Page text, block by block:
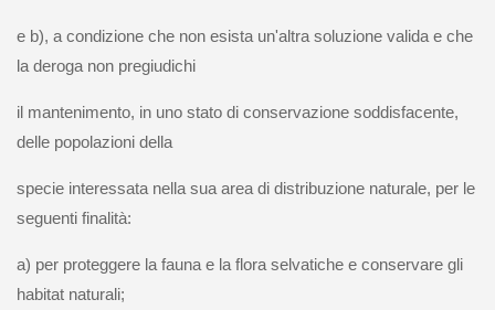
e b), a condizione che non esista un'altra soluzione valida e che
la deroga non pregiudichi
il mantenimento, in uno stato di conservazione soddisfacente,
delle popolazioni della
specie interessata nella sua area di distribuzione naturale, per le
seguenti finalità:
a) per proteggere la fauna e la flora selvatiche e conservare gli
habitat naturali;